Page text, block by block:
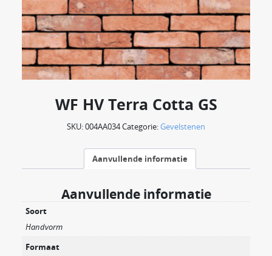
WF HV Terra Cotta GS
SKU:004AA034Categorie:Gevelstenen
Aanvullende informatie
Aanvullende informatie
Soort
Handvorm
Formaat